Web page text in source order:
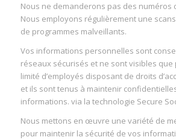
Nous ne demanderons pas des numéros
Nous employons régulièrement une
de programmes malveillants.
Vos informations personnelles sont
réseaux sécurisés et ne sont visibles que
limité d’employés disposant de droits
et ils sont tenus à maintenir
informations. via la technologie Secure
Nous mettons en œuvre une variété de
pour maintenir la sécurité de vos